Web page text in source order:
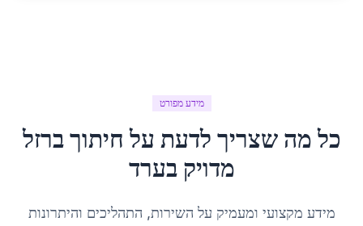
מידע מפורט
כל מה שצריך לדעת על חיתוך ברזל
מדויק בערד
מידע מקצועי ומעמיק על השירות, התהליכים והיתרונות